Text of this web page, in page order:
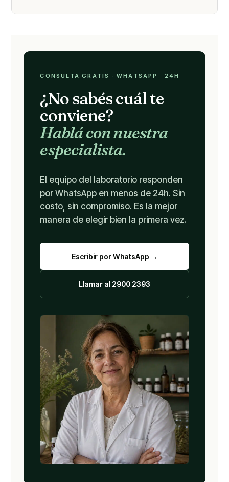
CONSULTA GRATIS · WHATSAPP · 24H
¿No sabés cuál te
conviene?
Hablá con nuestra
especialista.
El equipo del laboratorio responden
por WhatsApp en menos de 24h. Sin
costo, sin compromiso. Es la mejor
manera de elegir bien la primera vez.
Escribir por WhatsApp →
Llamar al 2900 2393